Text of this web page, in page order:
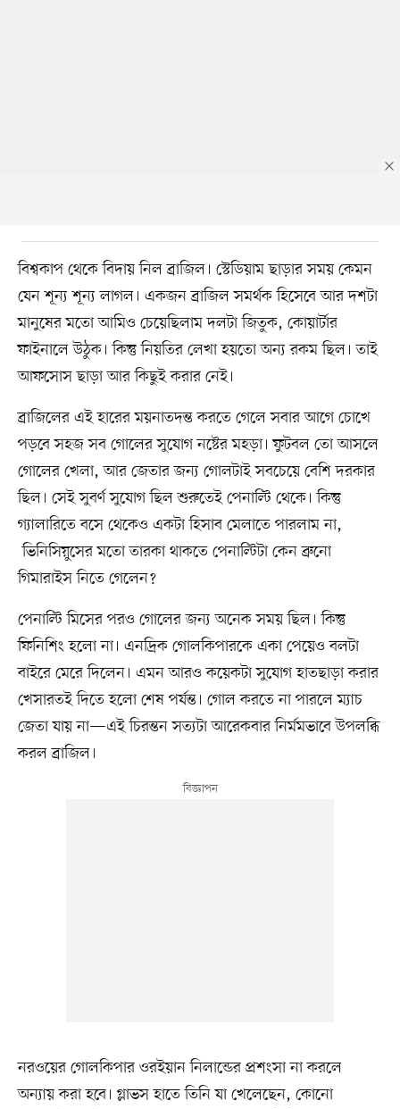
বিশ্বকাপ থেকে বিদায় নিল ব্রাজিল। স্টেডিয়াম ছাড়ার সময় কেমন
যেন শূন্য শূন্য লাগল। একজন ব্রাজিল সমর্থক হিসেবে আর দশটা
মানুষের মতো আমিও চেয়েছিলাম দলটা জিতুক, কোয়ার্টার
ফাইনালে উঠুক। কিন্তু নিয়তির লেখা হয়তো অন্য রকম ছিল। তাই
আফসোস ছাড়া আর কিছুই করার নেই।
ব্রাজিলের এই হারের ময়নাতদন্ত করতে গেলে সবার আগে চোখে
পড়বে সহজ সব গোলের সুযোগ নষ্টের মহড়া। ফুটবল তো আসলে
গোলের খেলা, আর জেতার জন্য গোলটাই সবচেয়ে বেশি দরকার
ছিল। সেই সুবর্ণ সুযোগ ছিল শুরুতেই পেনাল্টি থেকে। কিন্তু
গ্যালারিতে বসে থেকেও একটা হিসাব মেলাতে পারলাম না,
ভিনিসিয়ুসের মতো তারকা থাকতে পেনাল্টিটা কেন ব্রুনো
গিমারাইস নিতে গেলেন?
পেনাল্টি মিসের পরও গোলের জন্য অনেক সময় ছিল। কিন্তু
ফিনিশিং হলো না। এনদ্রিক গোলকিপারকে একা পেয়েও বলটা
বাইরে মেরে দিলেন। এমন আরও কয়েকটা সুযোগ হাতছাড়া করার
খেসারতই দিতে হলো শেষ পর্যন্ত। গোল করতে না পারলে ম্যাচ
জেতা যায় না—এই চিরন্তন সত্যটা আরেকবার নির্মমভাবে উপলব্ধি
করল ব্রাজিল।
নরওয়ের গোলকিপার ওরইয়ান নিলান্ডের প্রশংসা না করলে
অন্যায় করা হবে। গ্লাভস হাতে তিনি যা খেলেছেন, কোনো